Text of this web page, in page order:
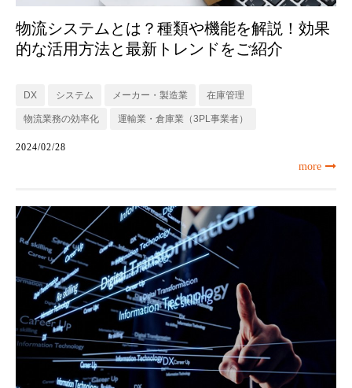
物流システムとは？種類や機能を解説！効果
的な活用方法と最新トレンドをご紹介
DX システム メーカー・製造業 在庫管理
物流業務の効率化 運輸業・倉庫業（3PL事業者）
2024/02/28
more